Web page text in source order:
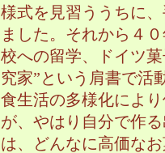
様式を見習ううちに
ました。それから４
校への留学、ドイツ
究家”という肩書で活
食生活の多様化によ
が、やはり自分で作
は、どんなに高価な